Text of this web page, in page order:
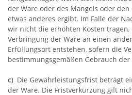
der Ware oder des Mangels oder
etwas anderes ergibt. Im Falle der
wir nicht die erhöhten Kosten
Verbringung der Ware an einen
Erfüllungsort entstehen, sofern die
bestimmungsgemäßen Gebrauch
c) Die Gewährleistungsfrist beträgt
der Ware. Die Fristverkürzung gilt